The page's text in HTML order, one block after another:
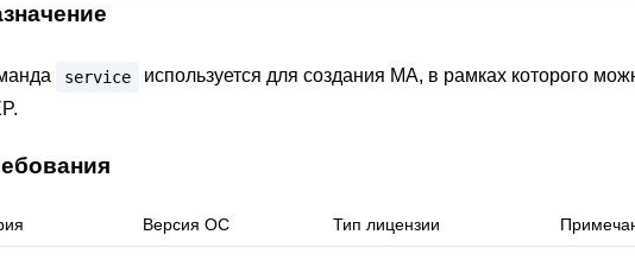
service
используется для создания MA, в рамках которого
Версия ОС Тип лицензии